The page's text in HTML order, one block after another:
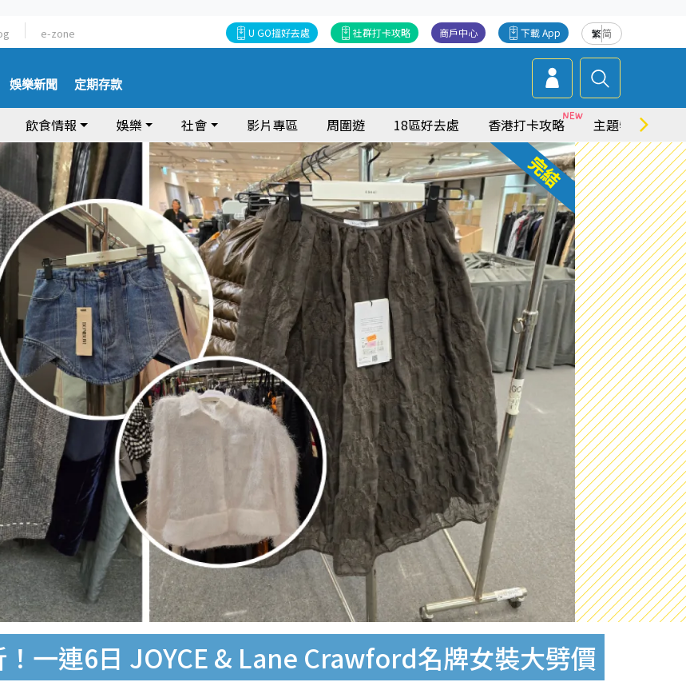
e-zone 繁简
下載 App
商戶中心
社群打卡攻略
U GO搵好去處
娛樂新聞 定期存款
飲食情報 娛樂 社會 影片專區 周圍遊 18區好去處 香港打卡攻略 主題特集
一連6日 JOYCE & Lane Crawford名牌女裝大劈價